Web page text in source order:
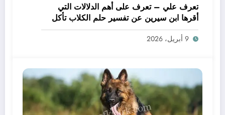
تعرف علي – تعرف على أهم الدلالات التي
أقرها ابن سيرين عن تفسير حلم الكلاب تأكل
لحم – بالتفصيل
9 أبريل، 2026